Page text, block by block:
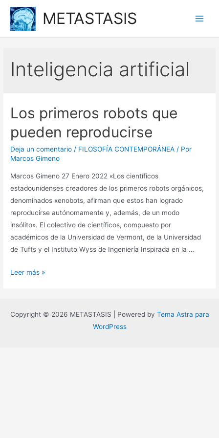
contenido
METASTASIS
Inteligencia artificial
Los primeros robots que
pueden reproducirse
Deja un comentario / FILOSOFÍA CONTEMPORÁNEA / Por
Marcos Gimeno
Marcos Gimeno 27 Enero 2022 «Los científicos
estadounidenses creadores de los primeros robots orgánicos,
denominados xenobots, afirman que estos han logrado
reproducirse autónomamente y, además, de un modo
insólito». El colectivo de científicos, compuesto por
académicos de la Universidad de Vermont, de la Universidad
de Tufts y el Instituto Wyss de Ingeniería Inspirada en la …
Los
pueden
Leer más »
Copyright © 2026 METASTASIS | Powered by Tema Astra para
WordPress